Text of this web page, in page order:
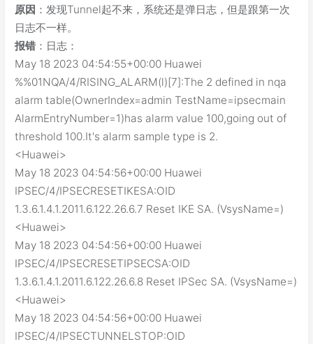
原因 ：发现Tunnel起不来，系统还是弹日志，但是跟第一次
日志不一样。
报错 ：日志：
May 18 2023 04:54:55+00:00 Huawei
%%01NQA/4/RISING_ALARM(l)[7]:The 2 defined in nqa
alarm table(OwnerIndex=admin TestName=ipsecmain
AlarmEntryNumber=1)has alarm value 100,going out of
threshold 100.It's alarm sample type is 2.
<Huawei>
May 18 2023 04:54:56+00:00 Huawei
IPSEC/4/IPSECRESETIKESA:OID
1.3.6.1.4.1.2011.6.122.26.6.7 Reset IKE SA. (VsysName=)
<Huawei>
May 18 2023 04:54:56+00:00 Huawei
IPSEC/4/IPSECRESETIPSECSA:OID
1.3.6.1.4.1.2011.6.122.26.6.8 Reset IPSec SA. (VsysName=)
<Huawei>
May 18 2023 04:54:56+00:00 Huawei
IPSEC/4/IPSECTUNNELSTOP:OID